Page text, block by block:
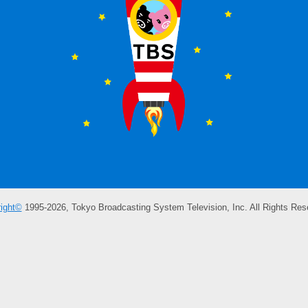
1995-2026, Tokyo Broadcasting System Television, Inc. All Rights